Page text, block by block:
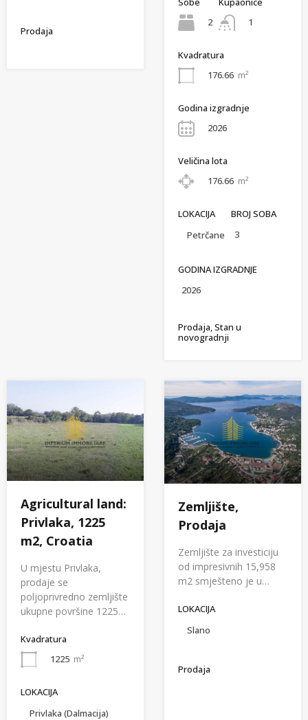
Prodaja
2
1
Kvadratura
176.66 m²
Godina izgradnje
2026
Veličina lota
176.66 m²
LOKACIJA
Petrčane
BROJ SOBA
3
GODINA IZGRADNJE
2026
Prodaja, Stan u
novogradnji
Agricultural land:
Privlaka, 1225
m2, Croatia
U mjestu Privlaka,
prodaje se
poljoprivredno zemljište
ukupne površine 1225…
Kvadratura
1225 m²
LOKACIJA
Privlaka (Dalmacija)
Zemljište,
Prodaja
Zemljište za investiciju
od impresivnih 15,958
m2 smješteno je u…
LOKACIJA
Slano
Prodaja